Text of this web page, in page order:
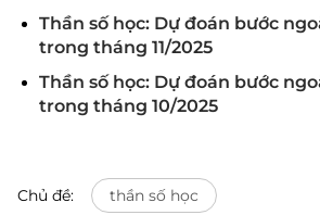
Thần số học: Dự đoán bước
trong tháng 11/2025
Thần số học: Dự đoán bước
trong tháng 10/2025
Chủ đề: thần số học